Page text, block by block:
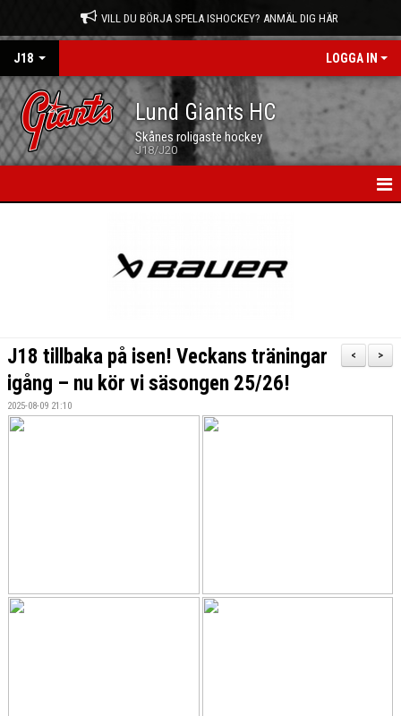
VILL DU BÖRJA SPELA ISHOCKEY? ANMÄL DIG HÄR
J18 LOGGA IN
Lund Giants HC
Skånes roligaste hockey
J18/J20
MATCHER
DOKUMENT
>
<
J18 tillbaka på isen! Veckans träningar
igång – nu kör vi säsongen 25/26!
2025-08-09 21:10